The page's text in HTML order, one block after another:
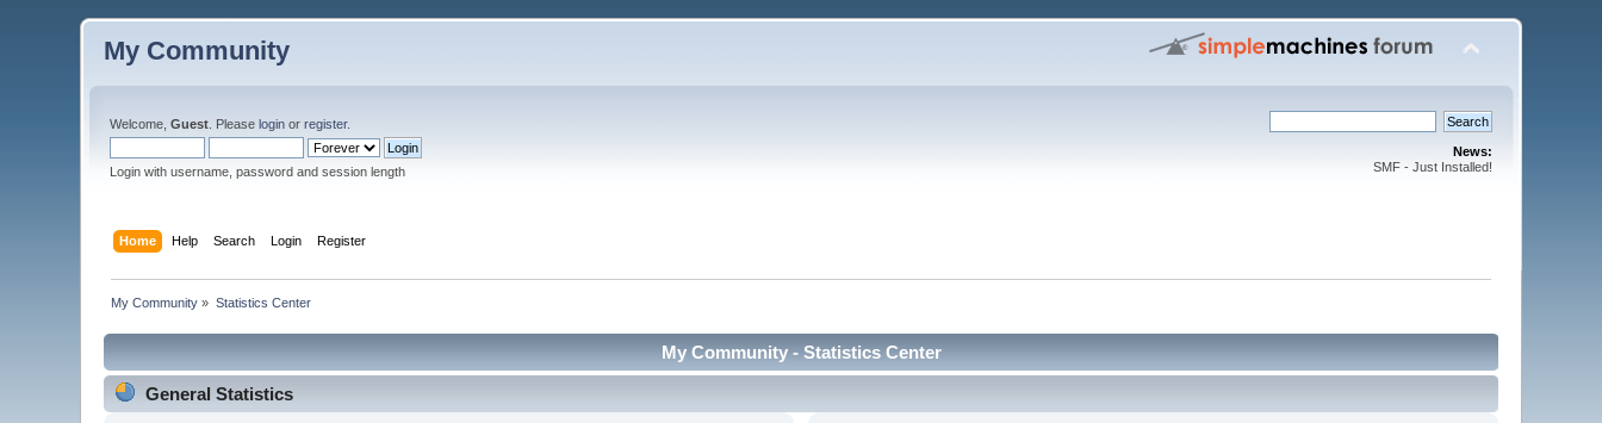
My Community
Welcome,Guest . Pleaselogin orregister.
Login with username, password and session length
News:
SMF - Just Installed!
Home Help Search Login Register
My Community » Statistics Center
My Community - Statistics Center
General Statistics